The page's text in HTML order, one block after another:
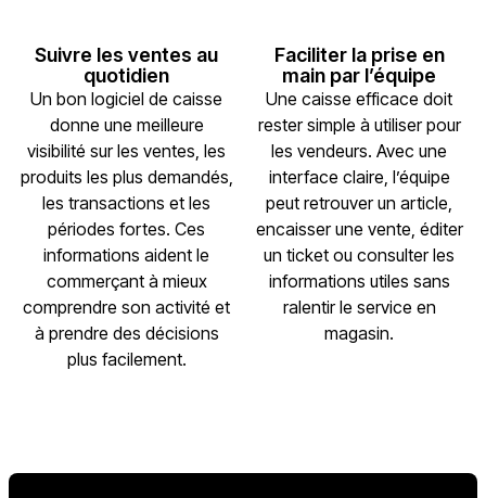
Suivre les ventes au
quotidien
Un bon logiciel de caisse
donne une meilleure
visibilité sur les ventes, les
produits les plus demandés,
les transactions et les
périodes fortes. Ces
informations aident le
commerçant à mieux
comprendre son activité et
à prendre des décisions
plus facilement.
Faciliter la prise en
main par l’équipe
Une caisse efficace doit
rester simple à utiliser pour
les vendeurs. Avec une
interface claire, l’équipe
peut retrouver un article,
encaisser une vente, éditer
un ticket ou consulter les
informations utiles sans
ralentir le service en
magasin.